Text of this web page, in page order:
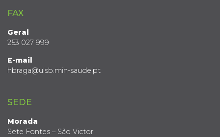
FAX
Geral
253 027 999
E-mail
hbraga@ulsb.min-saude.pt
SEDE
Morada
Sete Fontes – São Victor